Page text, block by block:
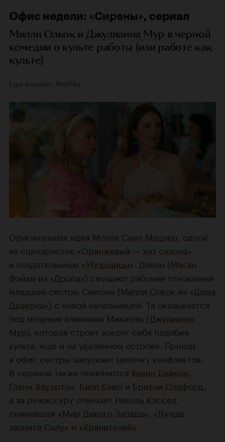
Офис недели: «Сирены», сериал
Милли Олкок и Джулианна Мур в черной
комедии о культе работы (или работе как
культе)
Оригинальная идея Молли Смит Мецлер, одной
из сценаристок «Оранжевый — хит сезона»
и создательницы «Уборщицы». Девон (Мэган
Фэйхи из «Дропа») смущают рабочие отношения
младшей сестры Симоны (Милли Олкок из «Дома
Дракона») с новой начальницей. Та оказывается
под мощным влиянием Микаэлы (Джулианна
Мур), которая строит вокруг себя подобие
культа, еще и на удаленном острове. Приезд
в офис сестры запускает цепочку конфликтов.
В сериале также появляются Кевин Бейкон,
Гленн Хауэртон, Билл Кэмп и Бритни Олдфорд,
а за режиссуру отвечает Николь Кэссел,
снимавшая «Мир Дикого Запада», «Лучше
звоните Солу» и «Хранителей».